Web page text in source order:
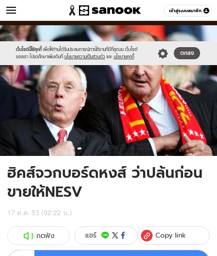
เข้าสู่ระบบสมาชิก
ข่าว หมวดอื่นๆ
เว็บไซต์นี้ใช้คุกกี้ เพื่อให้ท่านได้รับประสบการณ์การใช้งานที่ดีที่สุดบน เว็บไซต์
ของเรา โปรดศึกษาเพิ่มเติมที่ นโยบายความเป็นส่วนตัว และ นโยบายคุกกี้
ตกลง
Sanook
//s.isanook.com/sr/0/images/logo-
new-
sanook.png
600
60
//s.isanook.com/ns/0/ud/194/974041/Tom_9999999999.jpg
ฮิคส์จวกบอร์ดหงส์ ว่าปล้นก่อน
ขายให้NESV
17 ต.ค. 53 (02:22 น.)
กดฟัง แชร์ Copy link